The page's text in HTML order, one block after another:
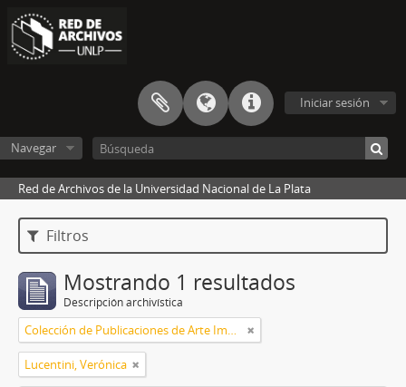
Iniciar sesión
Navegar
Red de Archivos de la Universidad Nacional de La Plata
Filtros
Mostrando 1 resultados
Descripción archivística
Colección de Publicaciones de Arte Impreso
Lucentini, Verónica